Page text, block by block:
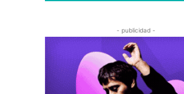
- publicidad -